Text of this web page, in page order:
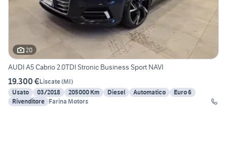
20
AUDI A5 Cabrio 2.0TDI Stronic Business Sport NAVI
19.300 €Liscate(MI)
Usato
03/2018 205000 Km Diesel Automatico
Euro 6
Rivenditore Farina Motors